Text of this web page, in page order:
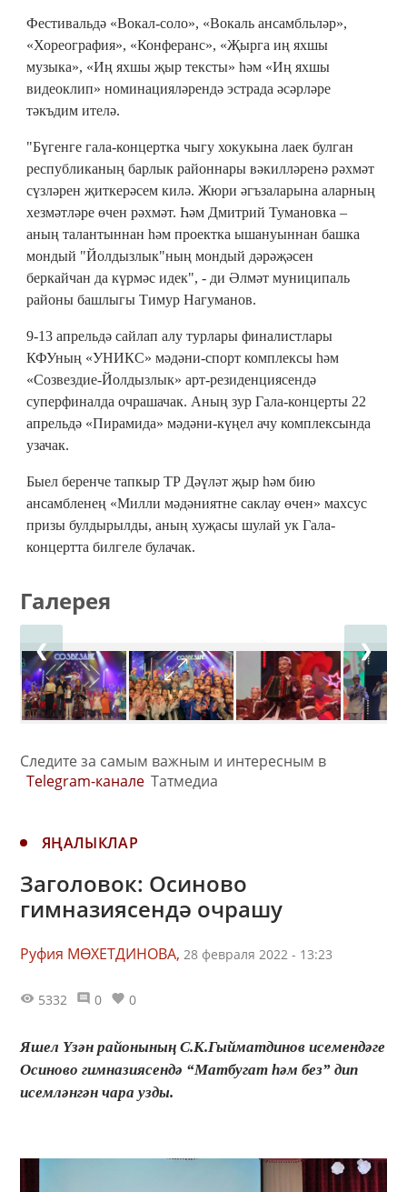
Фестивальдә «Вокал-соло», «Вокаль ансамбльләр»,
«Хореография», «Конферанс», «Җырга иң яхшы
музыка», «Иң яхшы җыр тексты» һәм «Иң яхшы
видеоклип» номинацияләрендә эстрада әсәрләре
тәкъдим ителә.
"Бүгенге гала-концертка чыгу хокукына лаек булган
республиканың барлык районнары вәкилләренә рәхмәт
сүзләрен җиткерәсем килә. Жюри әгъзаларына аларның
хезмәтләре өчен рәхмәт. Һәм Дмитрий Тумановка –
аның талантыннан һәм проектка ышануыннан башка
мондый "Йолдызлык"ның мондый дәрәҗәсен
беркайчан да күрмәс идек", - ди Әлмәт муниципаль
районы башлыгы Тимур Нагуманов.
9-13 апрельдә сайлап алу турлары финалистлары
КФУның «УНИКС» мәдәни-спорт комплексы һәм
«Созвездие-Йолдызлык» арт-резиденциясендә
суперфиналда очрашачак. Аның зур Гала-концерты 22
апрельдә «Пирамида» мәдәни-күңел ачу комплексында
узачак.
Быел беренче тапкыр ТР Дәүләт җыр һәм бию
ансамбленең «Милли мәдәниятне саклау өчен» махсус
призы булдырылды, аның хуҗасы шулай ук Гала-
концертта билгеле булачак.
Галерея
❮ ❯
Следите за самым важным и интересным в
Telegram-канале Татмедиа
ЯҢАЛЫКЛАР
Заголовок: Осиново
гимназиясендә очрашу
Руфия МӨХЕТДИНОВА, 28 февраля 2022 - 13:23
5332 0 0
Яшел Үзән районының С.К.Гыйматдинов исемендәге
Осиново гимназиясендә “Матбугат һәм без” дип
исемләнгән чара узды.